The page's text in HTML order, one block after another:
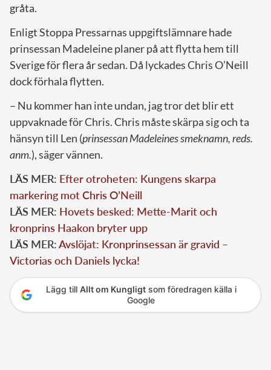
gråta.
Enligt Stoppa Pressarnas uppgiftslämnare hade
prinsessan Madeleine planer på att flytta hem till
Sverige för flera år sedan. Då lyckades Chris O’Neill
dock förhala flytten.
– Nu kommer han inte undan, jag tror det blir ett
uppvaknade för Chris. Chris måste skärpa sig och ta
hänsyn till Len (prinsessan Madeleines smeknamn, reds.
anm.), säger vännen.
LÄS MER: Efter otroheten: Kungens skarpa
markering mot Chris O’Neill
LÄS MER: Hovets besked: Mette-Marit och
kronprins Haakon bryter upp
LÄS MER:Avslöjat: Kronprinsessan är gravid –
Victorias och Daniels lycka!
Lägg till Allt om Kungligtsom föredragen källa i
Google